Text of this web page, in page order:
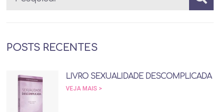
POSTS RECENTES
LIVRO SEXUALIDADE DESCOMPLICADA
VEJA MAIS >